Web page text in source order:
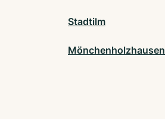
Stadtilm
Mönchenholzhausen